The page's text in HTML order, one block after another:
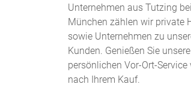
Unternehmen aus Tutzing bei
München zählen wir private
sowie Unternehmen zu
Kunden. Genießen Sie unsere
persönlichen Vor-Ort-Service
nach Ihrem Kauf.